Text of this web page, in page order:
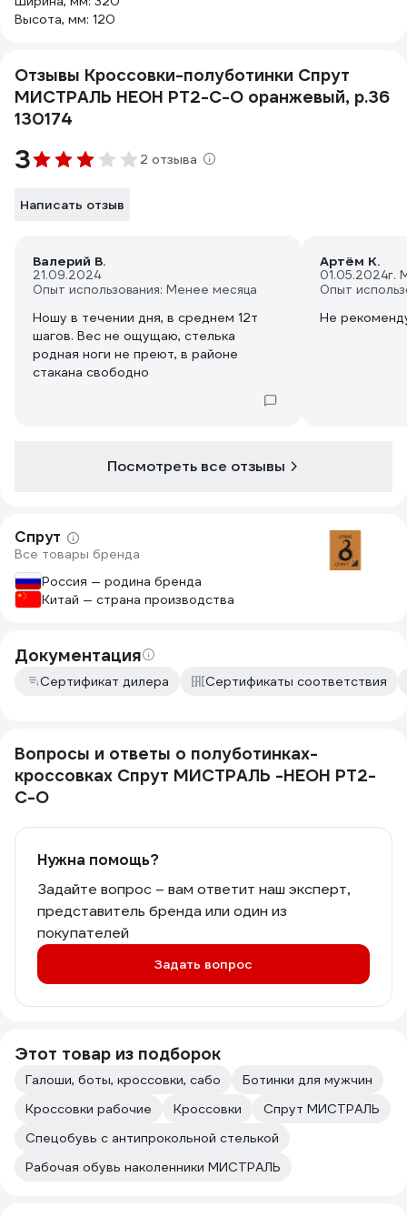
Высота, мм: 120
Отзывы Кроссовки-полуботинки Спрут
МИСТРАЛЬ НЕОН PT2-C-O оранжевый, р.36
130174
3 2 отзыва
Написать отзыв
Валерий В.
21.09.2024
Опыт использования: Менее месяца
Ношу в течении дня, в среднем 12т
шагов. Вес не ощущаю, стелька
родная ноги не преют, в районе
стакана свободно
Артём К.
01.05.2024г.
Опыт
Не
Посмотреть все отзывы
Спрут
Все товары бренда
Россия — родина бренда
Китай — страна производства
Документация
Сертификат дилера Сертификаты соответствия
Вопросы и ответы о полуботинках-
кроссовках Спрут МИСТРАЛЬ -НЕОН PT2-
C-O
Нужна помощь?
Задайте вопрос – вам ответит наш эксперт,
представитель бренда или один из
покупателей
Задать вопрос
Этот товар из подборок
Галоши, боты, кроссовки, сабо
Ботинки для мужчин
Кроссовки рабочие
Кроссовки
Спрут МИСТРАЛЬ
Спецобувь с антипрокольной стелькой
Рабочая обувь наколенники МИСТРАЛЬ